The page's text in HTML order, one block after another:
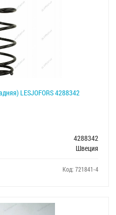
LESJOFORS 4288342
4288342
Швеция
Код: 721841-4